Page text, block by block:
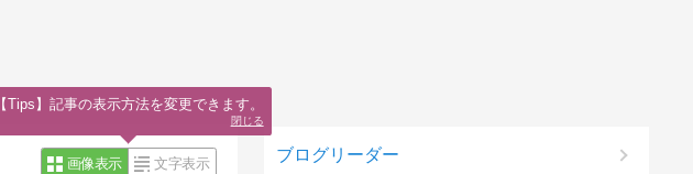
画像表示 文字表示 ブログリーダー
【Tips】記事の表示方法を変更できます。
閉じる